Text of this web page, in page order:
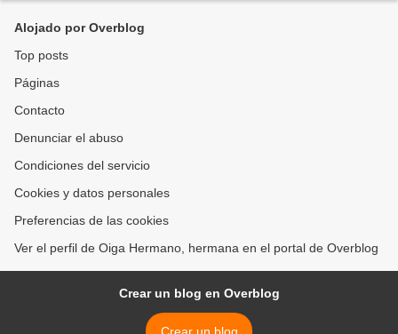
Alojado por Overblog
Top posts
Páginas
Contacto
Denunciar el abuso
Condiciones del servicio
Cookies y datos personales
Preferencias de las cookies
Ver el perfil de Oiga Hermano, hermana en el portal de Overblog
Crear un blog en Overblog